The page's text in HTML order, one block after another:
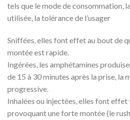
tels que le mode de consommation,
utilisée, la tolérance de l’usager
Sniffées, elles font effet au bout de
montée est rapide.
Ingérées, les amphétamines
de 15 à 30 minutes après la prise, la
progressive.
Inhalées ou injectées, elles font
provoquant une forte montée (le